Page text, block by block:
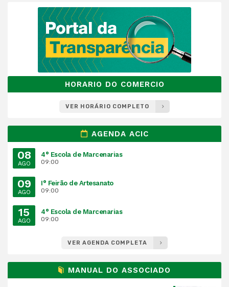
HORARIO DO COMERCIO
VER HORÁRIO COMPLETO
AGENDA ACIC
08
AGO
4° Escola de Marcenarias
09:00
09
AGO
I° Feirão de Artesanato
09:00
15
AGO
4° Escola de Marcenarias
09:00
VER AGENDA COMPLETA
MANUAL DO ASSOCIADO